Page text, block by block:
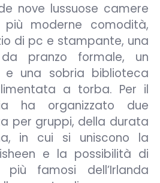
nove lussuose camere
moderne comodità,
di pc e stampante, una
pranzo formale, un
e una sobria biblioteca
a torba. Per il
ha organizzato due
per gruppi, della durata
in cui si uniscono la
e la possibilità di
famosi dell’Irlanda